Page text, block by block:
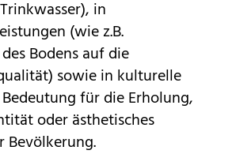
in
(wie z.B.
Bodens auf die
sowie in kulturelle
für die Erholung,
oder ästhetisches
Bevölkerung.